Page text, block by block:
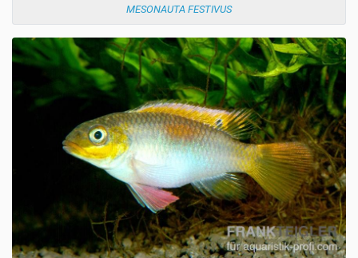
MESONAUTA FESTIVUS